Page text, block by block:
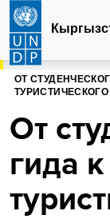
Перейти
основному
содержанию
ГЛАВНАЯ
ОТ
От
гида